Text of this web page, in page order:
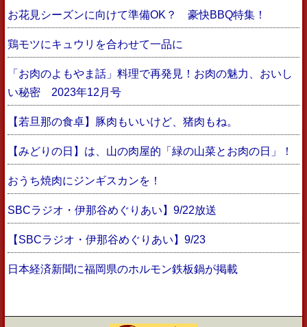
お花見シーズンに向けて準備OK？ 豪快BBQ特集！
鶏モツにキュウリを合わせて一品に
「お肉のよもやま話」料理で再発見！お肉の魅力、おいし
い秘密 2023年12月号
【若旦那の食卓】豚肉もいいけど、猪肉もね。
【みどりの日】は、山の肉屋的「緑の山菜とお肉の日」！
おうち焼肉にジンギスカンを！
SBCラジオ・伊那谷めぐりあい】9/22放送
【SBCラジオ・伊那谷めぐりあい】9/23
日本経済新聞に福岡県のホルモン鉄板鍋が掲載